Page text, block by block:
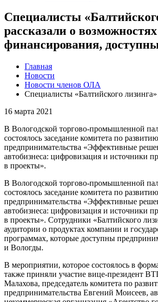
Специалисты
рассказали о возможностях
финансирования,
Главная
Новости
Новости членов ОЛА
Специалисты «Балтийского лизинга»
16 марта 2021
В Вологодской торгово-промышленной
состоялось заседание комитета по
предпринимательства «Эффективные
автобизнеса: цифровизация и источники
в проекты».
В Вологодской торгово-промышленной
состоялось заседание комитета по
предпринимательства «Эффективные
автобизнеса: цифровизация и источники
в проекты». Сотрудники «Балтийского
аудитории о продуктах компании и
программах, которые доступны
и Вологды.
В мероприятии, которое состоялось в
также приняли участие вице-президент
Малахова, председатель комитета по
предпринимательства Евгений Моисеев,